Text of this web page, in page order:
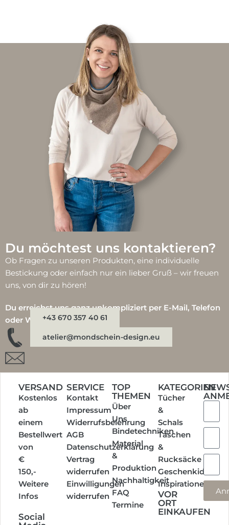
Du möchtest uns kontaktieren?
Ob Fragen zu unseren Produkten, eine individuelle
Bestickung oder einfach nur ein lieber Gruß – wir freuen
uns, von dir zu hören!
Du erreichst uns ganz unkompliziert per E-Mail, Telefon
oder WhatsApp:+43 670 357 40 61
atelier@mondschein-design.eu
VERSAND
Kostenlos
ab
einem
Bestellwert
von
€
150,-
Weitere
Infos
Social
SERVICE
Kontakt
Impressum
Widerrufsbelehrung
AGB
Datenschutzerklärung
Vertrag
widerrufen
Einwilligungen
widerrufen
TOP
THEMEN
Über
Uns
Bindetechniken
Material
&
Produktion
Nachhaltigkeit
FAQ
Termine
KATEGORIEN
Tücher
&
Schals
Taschen
&
Rucksäcke
Geschenkideen
Inspirationen
VOR
ORT
EINKAUFEN